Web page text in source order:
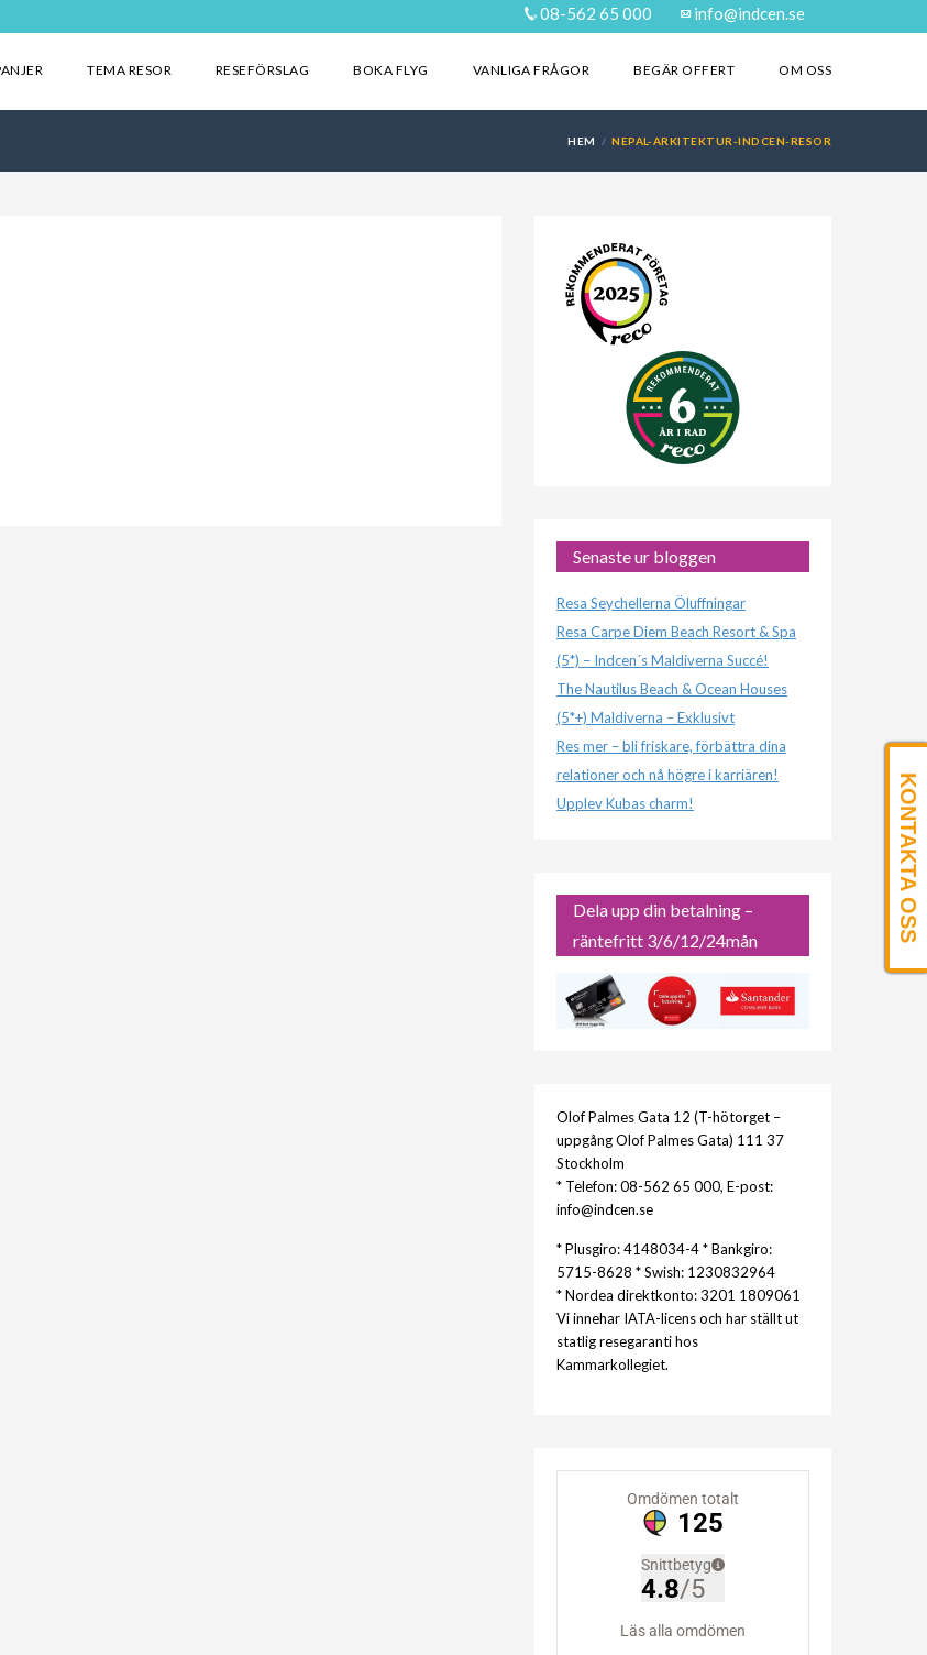
08-562 65 000 info@indcen.se
TEMA RESOR RESEFÖRSLAG BOKA FLYG VANLIGA FRÅGOR BEGÄR OFFERT OM OSS
HEM NEPAL-ARKITEKTUR-INDCEN-RESOR
Senaste ur bloggen
Resa Seychellerna Öluffningar
Resa Carpe Diem Beach Resort & Spa
(5*) – Indcen´s Maldiverna Succé!
The Nautilus Beach & Ocean Houses
(5*+) Maldiverna – Exklusivt
Res mer – bli friskare, förbättra dina
relationer och nå högre i karriären!
Upplev Kubas charm!
Dela upp din betalning –
räntefritt 3/6/12/24mån
Olof Palmes Gata 12 (T-hötorget –
uppgång Olof Palmes Gata) 111 37
Stockholm
* Telefon: 08-562 65 000, E-post:
info@indcen.se
* Plusgiro: 4148034-4 * Bankgiro:
5715-8628 * Swish: 1230832964
* Nordea direktkonto: 3201 1809061
Vi innehar IATA-licens och har ställt ut
statlig resegaranti hos
Kammarkollegiet.
KONTAKTA OSS